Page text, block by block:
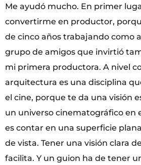
Me ayudó mucho. En primer
convertirme en productor,
de cinco años trabajando como
grupo de amigos que invirtió
mi primera productora. A nivel
arquitectura es una disciplina
el cine, porque te da una visión
un universo cinematográfico en
es contar en una superficie
de vista. Tener una visión clara
facilita. Y un guion ha de tener